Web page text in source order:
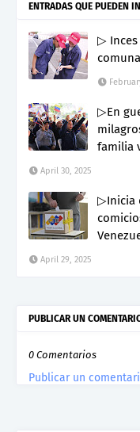
ENTRADAS QUE PUEDEN
▷ Inces
▷En
familia
April 30, 2025
▷Inicia
April 29, 2025
PUBLICAR UN
0 Comentarios
Publicar un